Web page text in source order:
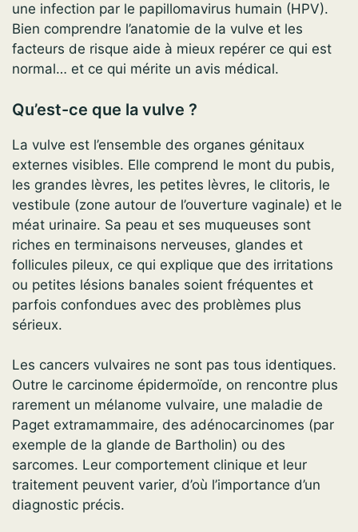
une infection par le papillomavirus humain (HPV).
Bien comprendre l’anatomie de la vulve et les
facteurs de risque aide à mieux repérer ce qui est
normal… et ce qui mérite un avis médical.
Qu’est-ce que la vulve ?
La vulve est l’ensemble des organes génitaux
externes visibles. Elle comprend le mont du pubis,
les grandes lèvres, les petites lèvres, le clitoris, le
vestibule (zone autour de l’ouverture vaginale) et le
méat urinaire. Sa peau et ses muqueuses sont
riches en terminaisons nerveuses, glandes et
follicules pileux, ce qui explique que des irritations
ou petites lésions banales soient fréquentes et
parfois confondues avec des problèmes plus
sérieux.
Les cancers vulvaires ne sont pas tous identiques.
Outre le carcinome épidermoïde, on rencontre plus
rarement un mélanome vulvaire, une maladie de
Paget extramammaire, des adénocarcinomes (par
exemple de la glande de Bartholin) ou des
sarcomes. Leur comportement clinique et leur
traitement peuvent varier, d’où l’importance d’un
diagnostic précis.